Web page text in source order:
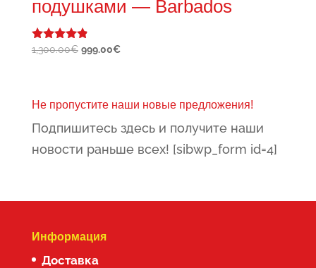
подушками — Barbados
Оценка
1,300.00€ Первоначальная
999.00€Текущая
Не пропустите наши новые предложения!
Подпишитесь здесь и получите наши
новости раньше всех! [sibwp_form id=4]
Информация
Доставка